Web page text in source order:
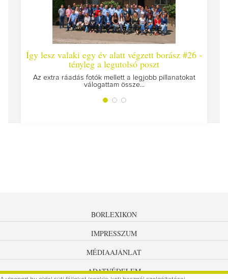
Így lesz valaki egy év alatt végzett borász #26 -
tényleg a legutolsó poszt
Az extra ráadás fotók mellett a legjobb pillanatokat
válogattam össze...
BORLEXIKON
IMPRESSZUM
MÉDIAAJÁNLAT
ADATVÉDELEM